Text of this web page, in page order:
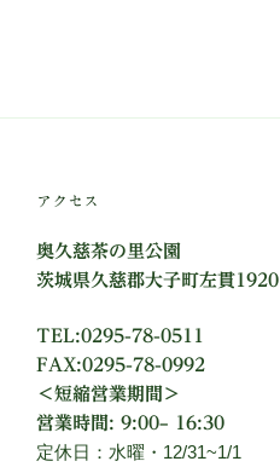
アクセス
奥久慈茶の里公園
茨城県久慈郡大子町左貫1920
TEL:0295-78-0511
FAX:0295-78-0992
＜短縮営業期間＞
営業時間: 9:00– 16:30
定休日：水曜・12/31~1/1